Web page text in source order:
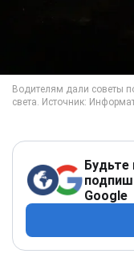
Будьте
Google